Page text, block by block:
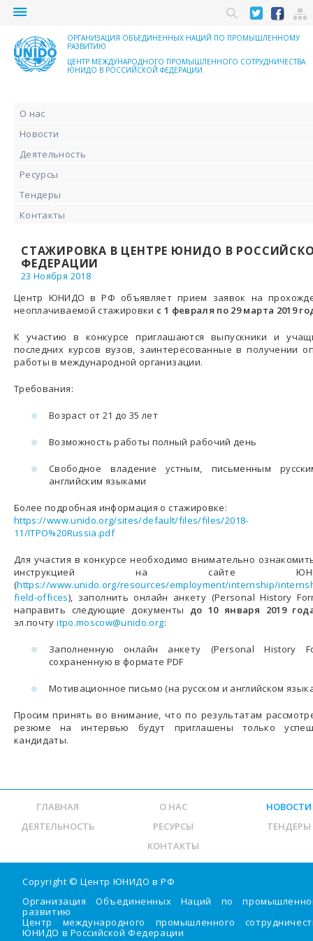
ОРГАНИЗАЦИЯ ОБЪЕДИНЕННЫХ НАЦИЙ ПО ПРОМЫШЛЕННОМУ
РАЗВИТИЮ
ЦЕНТР МЕЖДУНАРОДНОГО ПРОМЫШЛЕННОГО СОТРУДНИЧЕСТВА
ЮНИДО В РОССИЙСКОЙ ФЕДЕРАЦИИ
О нас
Новости
Деятельность
Ресурсы
Тендеры
Контакты
СТАЖИРОВКА В ЦЕНТРЕ ЮНИДО В
ФЕДЕРАЦИИ
23 Ноября 2018
Центр ЮНИДО в РФ объявляет прием заявок на
неоплачиваемой стажировки с 1 февраля по 29 марта 2019
К участию в конкурсе приглашаются выпускники и
последних курсов вузов, заинтересованные в получении
работы в международной организации.
Требования:
Возраст от 21 до 35 лет
Возможность работы полный рабочий день
Свободное владение устным, письменным
английским языками
Более подробная информация о стажировке:
https://www.unido.org/sites/default/files/files/2018-
11/ITPO%20Russia.pdf
Для участия в конкурсе необходимо внимательно
инструкцией на сайте
(https://www.unido.org/resources/employment/internship/
field-offices), заполнить онлайн анкету (Personal History
направить следующие документы до 10 января 2019
эл.почтуitpo.moscow@unido.org:
Заполненную онлайн анкету (Personal History
сохраненную в формате PDF
Мотивационное письмо (на русском и английском
Просим принять во внимание, что по результатам
резюме на интервью будут приглашены только
кандидаты.
ГЛАВНАЯ О НАС
НОВОСТИ
ДЕЯТЕЛЬНОСТЬ
РЕСУРСЫ
ТЕНДЕРЫ
КОНТАКТЫ
Copyright ©Центр ЮНИДО в РФ
Организация Объединенных Наций по
развитию
Центр международного промышленного
ЮНИДО в Российской Федерации